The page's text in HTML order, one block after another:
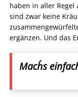
haben in aller
sind zwar keine
ergänzen. Und das
Mach´s